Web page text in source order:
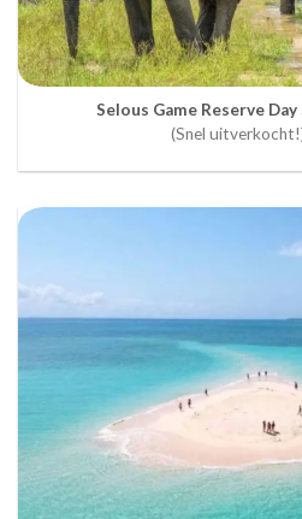
Selous Game Reserve
(Snel